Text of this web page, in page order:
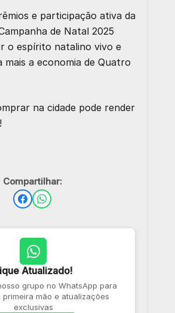
e participação ativa da
de Natal 2025
o espírito natalino vivo e
a economia de Quatro
na cidade pode render
Compartilhar:
Atualizado!
grupo no WhatsApp para
primeira mão e atualizações
exclusivas